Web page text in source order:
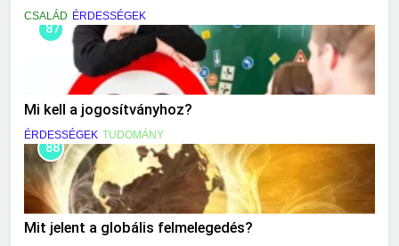
CSALÁD ÉRDESSÉGEK
87
Mi kell a jogosítványhoz?
ÉRDESSÉGEK TUDOMÁNY
88
Mit jelent a globális felmelegedés?